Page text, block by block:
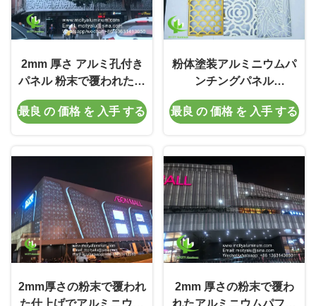
2mm 厚さ アルミ孔付き
パネル 粉末で覆われた仕
上げとファサードプライ
バシースクリーンのため
最良 の 価格 を 入手 する
粉体塗装アルミニウムパ
ンチングパネル
1000x2000mm カスタマ
イズ可能なパターン ファ
最良 の 価格 を 入手 する
2mm厚さの粉末で覆われ
2mm 厚さの粉末で覆わ